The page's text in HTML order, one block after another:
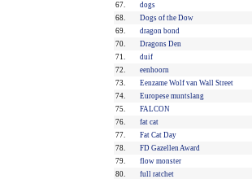
67.
dogs
68.
Dogs of the Dow
69.
dragon bond
70.
Dragons Den
71.
duif
72.
eenhoorn
73.
Eenzame Wolf van Wall Street
74.
Europese muntslang
75.
FALCON
76.
fat cat
77.
Fat Cat Day
78.
FD Gazellen Award
79.
flow monster
80.
full ratchet